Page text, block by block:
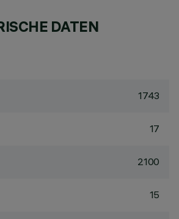
DATEN
1743
17
2100
15